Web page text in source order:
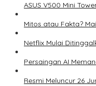
ASUS V500 Mini
Mitos atau Fakta?
Netflix Mulai
Persaingan AI
Resmi Meluncur 26